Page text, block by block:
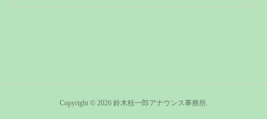
Copyright © 2026 鈴木桂一郎アナウンス事務所.